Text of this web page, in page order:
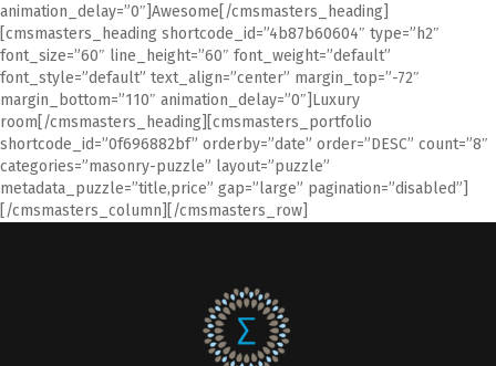
animation_delay=”0″]Awesome[/cmsmasters_heading]
[cmsmasters_heading shortcode_id=”4b87b60604″ type=”h2″
font_size=”60″ line_height=”60″ font_weight=”default”
font_style=”default” text_align=”center” margin_top=”-72″
margin_bottom=”110″ animation_delay=”0″]Luxury
room[/cmsmasters_heading][cmsmasters_portfolio
shortcode_id=”0f696882bf” orderby=”date” order=”DESC” count=”8″
categories=”masonry-puzzle” layout=”puzzle”
metadata_puzzle=”title,price” gap=”large” pagination=”disabled”]
[/cmsmasters_column][/cmsmasters_row]